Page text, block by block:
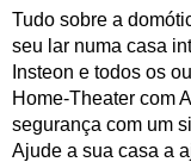
Tudo sobre a
seu lar numa casa
Insteon e todos os
Home-Theater com
segurança com um
Ajude a sua casa a